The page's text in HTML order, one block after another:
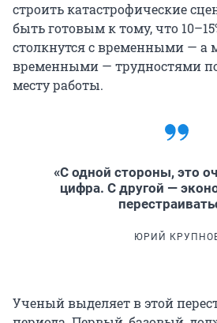
строить катастрофические
быть готовым к тому, что
столкнутся с временными — а
временными — трудностями
месту работы.
«С одной стороны, это
цифра. С другой —
ЮРИЙ
Ученый выделяет в этой